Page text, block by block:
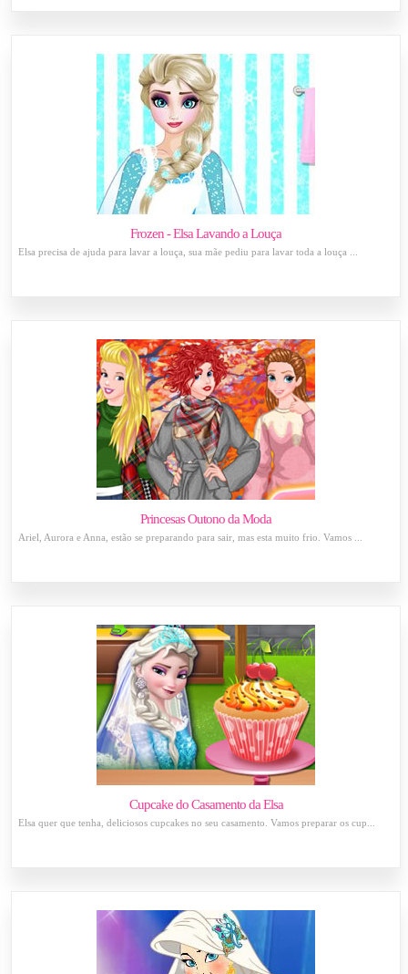
Frozen - Elsa Lavando a Louça
Elsa precisa de ajuda para lavar a louça, sua mãe pediu para lavar toda a louça ...
Princesas Outono da Moda
Ariel, Aurora e Anna, estão se preparando para sair, mas esta muito frio. Vamos ...
Cupcake do Casamento da Elsa
Elsa quer que tenha, deliciosos cupcakes no seu casamento. Vamos preparar os cup...